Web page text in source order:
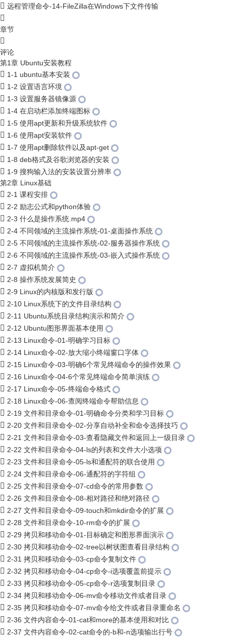
远程管理命令-14-FileZilla在Windows下文件传输
章节
评论
第1章 Ubuntu安装教程
1-1 ubuntu基本安装
1-2 设置语言环境
1-3 设置服务器镜像源
1-4 在启动栏添加终端图标
1-5 使用apt更新和升级系统软件
1-6 使用apt安装软件
1-7 使用apt删除软件以及apt-get
1-8 deb格式及谷歌浏览器的安装
1-9 搜狗输入法的安装设置分辨率
第2章 Linux基础
2-1 课程安排
2-2 励志公式和python体验
2-3 什么是操作系统.mp4
2-4 不同领域的主流操作系统-01-桌面操作系统
2-5 不同领域的主流操作系统-02-服务器操作系统
2-6 不同领域的主流操作系统-03-嵌入式操作系统
2-7 虚拟机简介
2-8 操作系统发展简史
2-9 Linux的内核版和发行版
2-10 Linux系统下的文件目录结构
2-11 Ubuntu系统目录结构演示和简介
2-12 Ubuntu图形界面基本使用
2-13 Linux命令-01-明确学习目标
2-14 Linux命令-02-放大缩小终端窗口字体
2-15 Linux命令-03-明确6个常见终端命令的操作效果
2-16 Linux命令-04-6个常见终端命令简单演练
2-17 Linux命令-05-终端命令格式
2-18 Linux命令-06-查阅终端命令帮助信息
2-19 文件和目录命令-01-明确命令分类和学习目标
2-20 文件和目录命令-02-分享自动补全和命令选择技巧
2-21 文件和目录命令-03-查看隐藏文件和返回上一级目录
2-22 文件和目录命令-04-ls的列表和文件大小选项
2-23 文件和目录命令-05-ls和通配符的联合使用
2-24 文件和目录命令-06-通配符的字符组
2-25 文件和目录命令-07-cd命令的常用参数
2-26 文件和目录命令-08-相对路径和绝对路径
2-27 文件和目录命令-09-touch和mkdir命令的扩展
2-28 文件和目录命令-10-rm命令的扩展
2-29 拷贝和移动命令-01-目标确定和图形界面演示
2-30 拷贝和移动命令-02-tree以树状图查看目录结构
2-31 拷贝和移动命令-03-cp命令复制文件
2-32 拷贝和移动命令-04-cp命令-i选项覆盖前提示
2-33 拷贝和移动命令-05-cp命令-r选项复制目录
2-34 拷贝和移动命令-06-mv命令移动文件或者目录
2-35 拷贝和移动命令-07-mv命令给文件或者目录重命名
2-36 文件内容命令-01-cat和more的基本使用和对比
2-37 文件内容命令-02-cat命令的-b和-n选项输出行号